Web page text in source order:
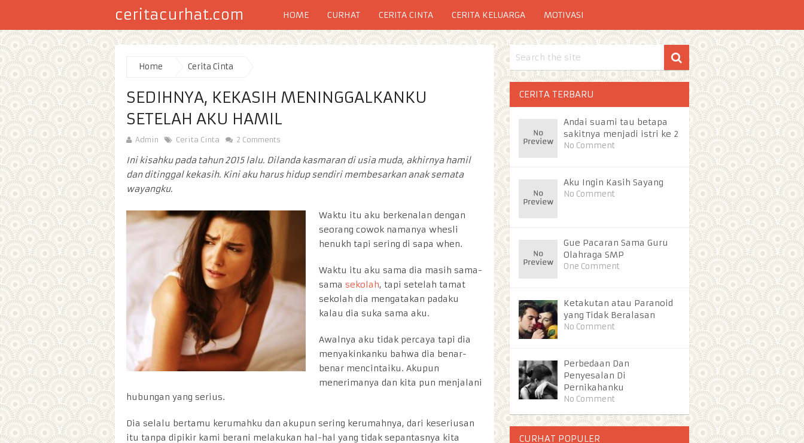
ceritacurhat.com HOME CURHAT CERITA CINTA CERITA KELUARGA MOTIVASI
Home Cerita Cinta
SEDIHNYA, KEKASIH MENINGGALKANKU
SETELAH AKU HAMIL
Admin Cerita Cinta 2 Comments
Ini kisahku pada tahun 2015 lalu. Dilanda kasmaran di usia muda, akhirnya hamil
dan ditinggal kekasih. Kini aku harus hidup sendiri membesarkan anak semata
wayangku.
Waktu itu aku berkenalan dengan
seorang cowok namanya whesli
henukh tapi sering di sapa when.
Waktu itu aku sama dia masih sama-
sama sekolah, tapi setelah tamat
sekolah dia mengatakan padaku
kalau dia suka sama aku.
Awalnya aku tidak percaya tapi dia
menyakinkanku bahwa dia benar-
benar mencintaiku. Akupun
menerimanya dan kita pun menjalani
hubungan yang serius.
Dia selalu bertamu kerumahku dan akupun sering kerumahnya, dari keseriusan
itu tanpa dipikir kami berani melakukan hal-hal yang tidak sepantasnya kita
CERITA TERBARU
Andai suami tau betapa
sakitnya menjadi istri ke 2
No Comment
Aku Ingin Kasih Sayang
No Comment
Gue Pacaran Sama Guru
Olahraga SMP
One Comment
Ketakutan atau Paranoid
yang Tidak Beralasan
No Comment
Perbedaan Dan
Penyesalan Di
Pernikahanku
No Comment
CURHAT POPULER